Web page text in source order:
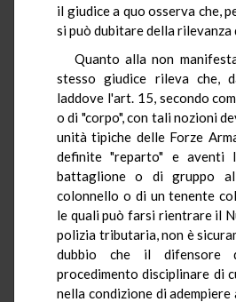
il giudice a quo osserva che,
si può dubitare della rilevanza
Quanto alla non
stesso giudice rileva che,
laddove l'art. 15, secondo
o di "corpo", con tali nozioni
unità tipiche delle Forze
definite "reparto" e aventi
battaglione o di gruppo
colonnello o di un tenente
le quali può farsi rientrare il
polizia tributaria, non è
dubbio che il difensore
procedimento disciplinare di
nella condizione di